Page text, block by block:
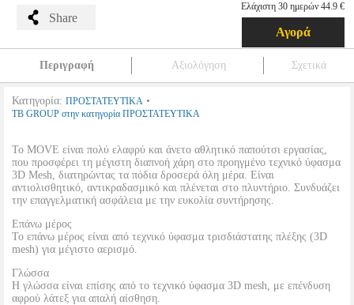
Share
Ελάχιστη 30 ημερών 44.9 €
Αγορά
Περιγραφή Αξιολόγηση Σχετικά
Κατηγορία: ΠΡΟΣΤΑΤΕΥΤΙΚΑ •
TB GROUP στην κατηγορία ΠΡΟΣΤΑΤΕΥΤΙΚΑ
Το MOVE είναι πολύ ελαφρύ και άνετο αθλητικό παπούτσι εργασίας,
που προσφέρει τη μέγιστη διαπνοή χάρη στο προηγμένο τεχνικό ύφασμα
3D Mesh, διατηρώντας τα πόδια δροσερά όλη μέρα. Είναι
αντιολισθητικό, αντικραδασμικό και πλένεται στο πλυντήριο. Συνδυάζει
την επαγγελματική ασφάλεια με την ευκολία συντήρησης.
Επάνω μέρος
Το επάνω μέρος είναι από τεχνικό ύφασμα τρισδιάστατης πλέξης (3D
mesh) για μέγιστο αερισμό.
Γλώσσα
Η γλώσσα είναι επίσης από το τεχνικό ύφασμα 3D mesh, με επένδυση
αφρού λάτεξ για απαλή αίσθηση.